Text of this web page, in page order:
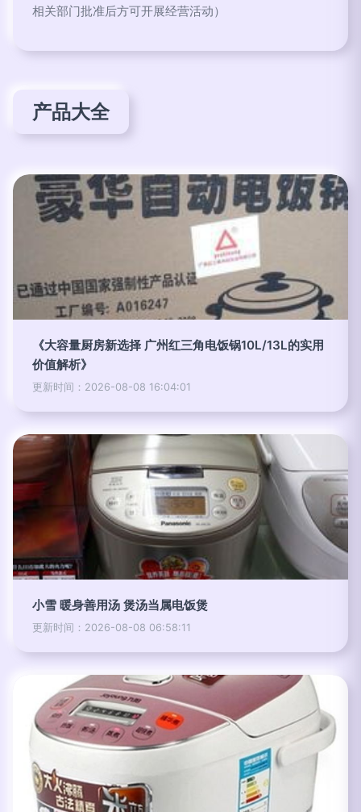
相关部门批准后方可开展经营活动）
产品大全
《大容量厨房新选择 广州红三角电饭锅10L/13L的实用
价值解析》
更新时间：2026-08-08 16:04:01
小雪 暖身善用汤 煲汤当属电饭煲
更新时间：2026-08-08 06:58:11